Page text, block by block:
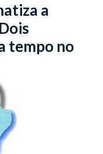
a
tempo no